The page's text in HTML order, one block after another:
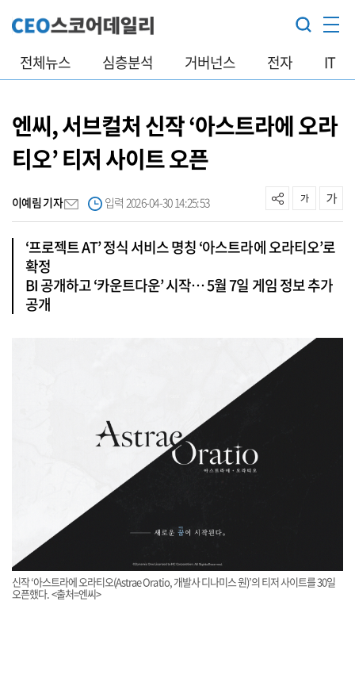
전체뉴스 심층분석 거버넌스 전자 IT
엔씨, 서브컬처 신작 ‘아스트라에 오라
티오’ 티저 사이트 오픈
이예림 기자 입력 2026-04-30 14:25:53
‘프로젝트 AT’ 정식 서비스 명칭 ‘아스트라에 오라티오’로
확정
BI 공개하고 ‘카운트다운’ 시작… 5월 7일 게임 정보 추가
공개
신작 ‘아스트라에 오라티오(Astrae Oratio, 개발사 디나미스 원)’의 티저 사이트를 30일
오픈했다. <출처=엔씨>